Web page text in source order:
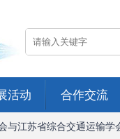
活动 合作交流
江苏省综合交通运输学会